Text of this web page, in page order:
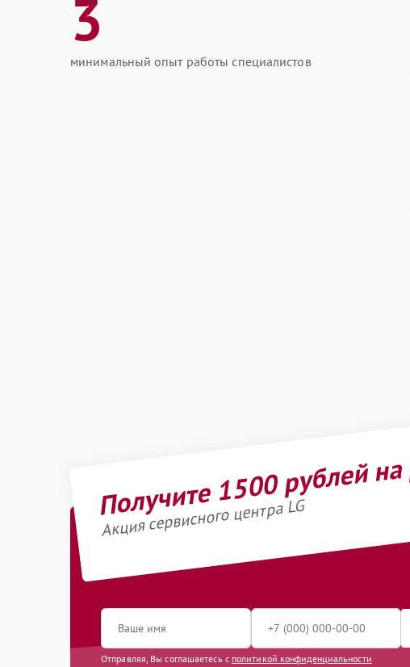
3
минимальный опыт работы специалистов
Получите 1500 рублей
Акция сервисного центра LG
Отправляя, Вы соглашаетесь с политикой конфиденциальности